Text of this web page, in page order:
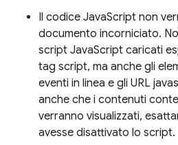
Il codice JavaScript non
documento incorniciato.
script JavaScript caricati
tag script, ma anche gli
eventi in linea e gli URL
anche che i contenuti
verranno visualizzati,
avesse disattivato lo script.